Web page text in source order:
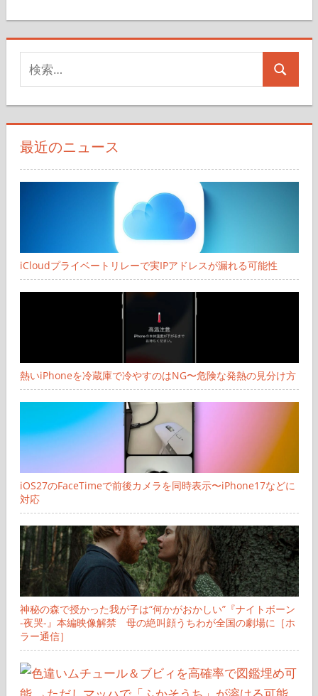
ペ
ー
送
り
索
対
象:
検
最近のニュース
iCloudプライベートリレーで実IPアドレスが漏れる可能性
熱いiPhoneを冷蔵庫で冷やすのはNG〜危険な発熱の見分け方
iOS27のFaceTimeで前後カメラを同時表示〜iPhone17などに
対応
神秘の森で授かった我が子は“何かがおかしい”『ナイトボーン
-夜哭-』本編映像解禁 母の絶叫顔うちわが全国の劇場に［ホ
ラー通信］